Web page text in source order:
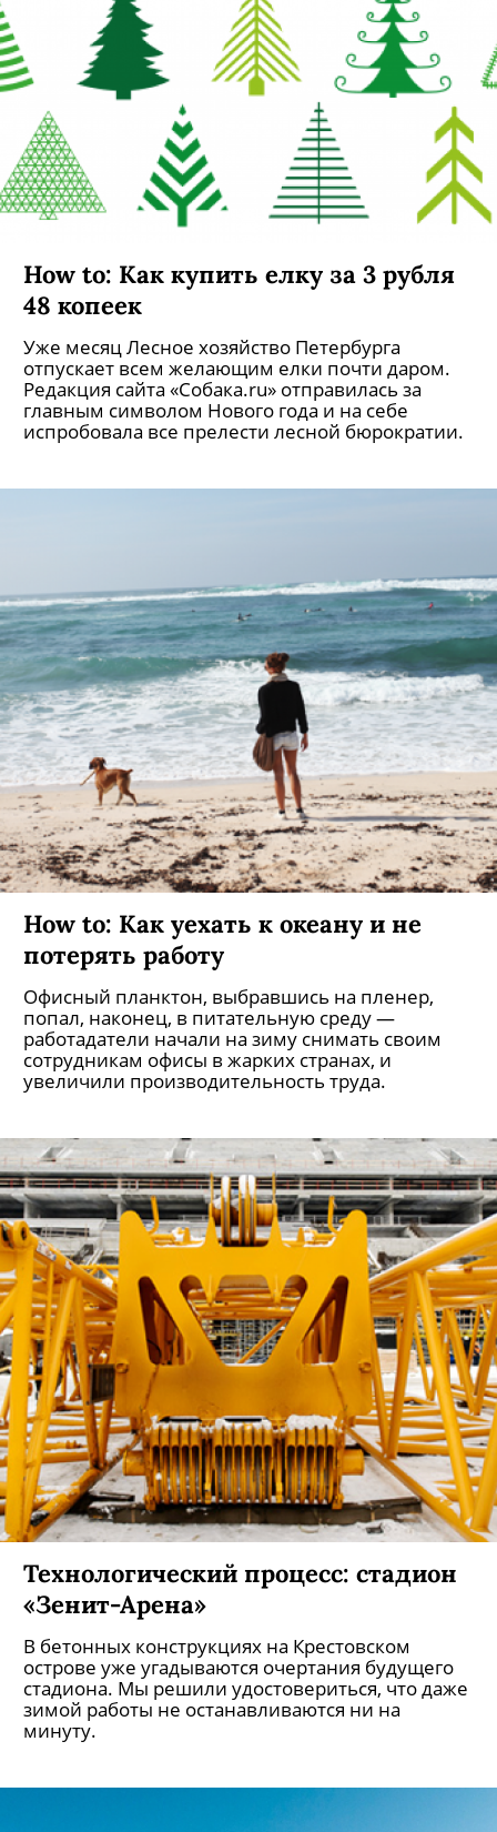
How to: Как купить елку за 3 рубля
48 копеек
Уже месяц Лесное хозяйство Петербурга
отпускает всем желающим елки почти даром.
Редакция сайта «Собака.ru» отправилась за
главным символом Нового года и на себе
испробовала все прелести лесной бюрократии.
How to: Как уехать к океану и не
потерять работу
Офисный планктон, выбравшись на пленер,
попал, наконец, в питательную среду —
работадатели начали на зиму снимать своим
сотрудникам офисы в жарких странах, и
увеличили производительность труда.
Технологический процесс: стадион
«Зенит-Арена»
В бетонных конструкциях на Крестовском
острове уже угадываются очертания будущего
стадиона. Мы решили удостовериться, что даже
зимой работы не останавливаются ни на
минуту.